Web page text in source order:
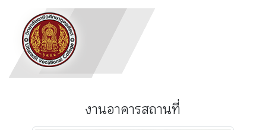
งานอาคารสถานที่